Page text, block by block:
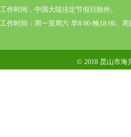
工作时间，中国大陆法定节假日除外。
工作时间：周一至周六 早8:00-晚18:00。周
© 2018 昆山市海